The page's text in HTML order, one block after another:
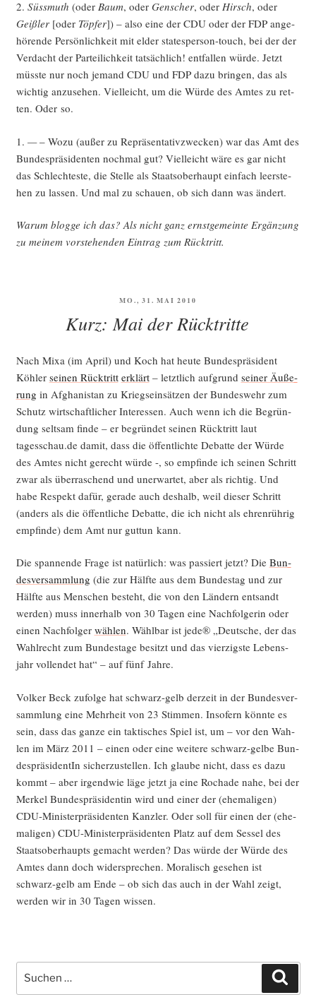
2. Süss­muth (oder Baum, oder Gen­scher, oder Hirsch, oder
Geiß­ler[oder Töp­fer]) – also eine der CDU oder der FDP ange­
hö­ren­de Per­sön­lich­keit mit elder sta­tes­per­son-touch, bei der der
Ver­dacht der Par­tei­lich­keit tat­säch­lich! ent­fal­len wür­de. Jetzt
müss­te nur noch jemand CDU und FDP dazu brin­gen, das als
wich­tig anzu­se­hen. Viel­leicht, um die Wür­de des Amtes zu ret­
ten. Oder so.
1. —– Wozu (außer zu Reprä­sen­ta­tiv­zwe­cken) war das Amt des
Bun­des­prä­si­den­ten noch­mal gut? Viel­leicht wäre es gar nicht
das Schlech­tes­te, die Stel­le als Staats­ober­haupt ein­fach leer­ste­
hen zu las­sen. Und mal zu schau­en, ob sich dann was ändert.
War­um blog­ge ich das? Als nicht ganz ernst­ge­mein­te Ergän­zung
zu mei­nem vor­ste­hen­den Ein­trag zum Rücktritt.
VERÖFFENTLICHT
MO., 31. MAI 2010
Kurz: Mai der Rücktritte
Nach Mixa (im April) und Koch hat heu­te Bun­des­prä­si­dent
Köh­ler sei­nen Rück­tritt erklärt– letzt­lich auf­grund sei­ner Äuße­
rung in Afgha­ni­stan zu Kriegs­ein­sät­zen der Bun­des­wehr zum
Schutz wirt­schaft­li­cher Inter­es­sen. Auch wenn ich die Begrün­
dung selt­sam fin­de – er begrün­det sei­nen Rück­tritt laut
tagesschau.de damit, dass die öffent­lich­te Debat­te der Wür­de
des Amtes nicht gerecht wür­de -, so emp­fin­de ich sei­nen Schritt
zwar als über­ra­schend und uner­war­tet, aber als rich­tig. Und
habe Respekt dafür, gera­de auch des­halb, weil die­ser Schritt
(anders als die öffent­li­che Debat­te, die ich nicht als ehren­rüh­rig
emp­fin­de) dem Amt nur gut­tun kann.
Die span­nen­de Fra­ge ist natür­lich: was pas­siert jetzt? Die Bun­
des­ver­samm­lung (die zur Hälf­te aus dem Bun­des­tag und zur
Hälf­te aus Men­schen besteht, die von den Län­dern ent­sandt
wer­den) muss inner­halb von 30 Tagen eine Nach­fol­ge­rin oder
einen Nach­fol­ger wäh­len. Wähl­bar ist jede® „Deut­sche, der das
Wahl­recht zum Bun­des­ta­ge besitzt und das vier­zigs­te Lebens­
jahr voll­endet hat“ – auf fünf Jahre.
Vol­ker Beck zufol­ge hat schwarz-gelb der­zeit in der Bun­des­ver­
samm­lung eine Mehr­heit von 23 Stim­men. Inso­fern könn­te es
sein, dass das gan­ze ein tak­ti­sches Spiel ist, um – vor den Wah­
len im März 2011 – einen oder eine wei­te­re schwarz-gel­be Bun­
des­prä­si­den­tIn sicher­zu­stel­len. Ich glau­be nicht, dass es dazu
kommt – aber irgend­wie läge jetzt ja eine Rocha­de nahe, bei der
Mer­kel Bun­des­prä­si­den­tin wird und einer der (ehe­ma­li­gen)
CDU-Minis­ter­prä­si­den­ten Kanz­ler. Oder soll für einen der (ehe­
ma­li­gen) CDU-Minis­ter­prä­si­den­ten Platz auf dem Ses­sel des
Staats­ober­haupts gemacht wer­den? Das wür­de der Wür­de des
Amtes dann doch wider­spre­chen. Mora­lisch gese­hen ist
schwarz-gelb am Ende – ob sich das auch in der Wahl zeigt,
wer­den wir in 30 Tagen wissen.
Suche
nach: